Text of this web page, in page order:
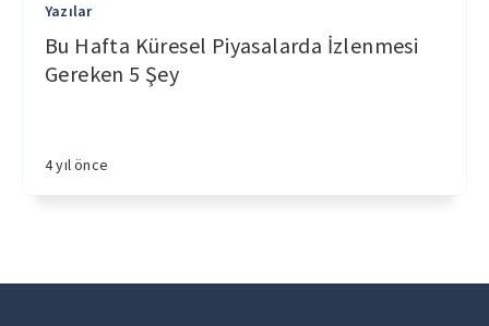
Yazılar
Bu Hafta Küresel Piyasalarda İzlenmesi
Gereken 5 Şey
4 yıl önce